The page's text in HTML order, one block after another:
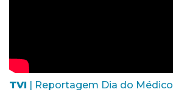
TVI | Reportagem Dia do Médico